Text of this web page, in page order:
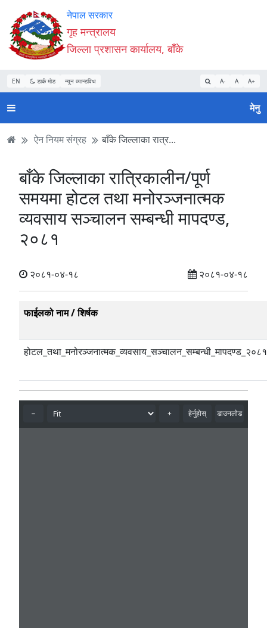
Accessibility
Mode
सुरु
गर्नुहोस्
सामाग्री
पढ्नुहाेस्
नेभिगेसन
पढ्नुहाेस्
वेबसाइट
खोजमा
जानुहोस्
नेपाल सरकार
गृह मन्त्रालय
जिल्ला प्रशासन कार्यालय, बाँके
EN डार्क मोड न्यून व्यान्डविथ A- A A+
मेनु
ऐन नियम संग्रह बाँके जिल्लाका रात्र...
बाँके जिल्लाका रात्रिकालीन/पूर्ण
समयमा होटल तथा मनोरञ्जनात्मक
व्यवसाय सञ्चालन सम्बन्धी मापदण्ड,
२०८१
२०८१-०४-१८ २०८१-०४-१८
फाईलको नाम / शिर्षक